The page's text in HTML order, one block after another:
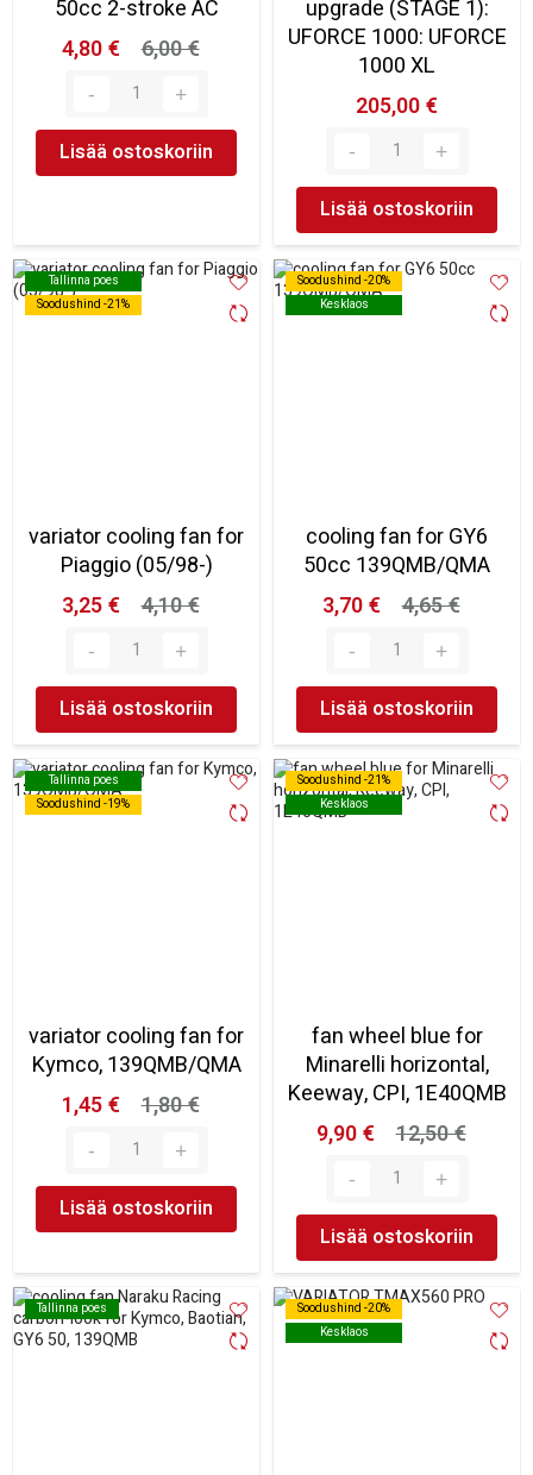
50cc 2-stroke AC
4,80 €
6,00 €
Lisää ostoskoriin
upgrade (STAGE 1):
UFORCE 1000: UFORCE
1000 XL
205,00 €
Lisää ostoskoriin
Tallinna poes
Soodushind -21%
Tallinna poes
Soodushind -21%
variator cooling fan for
Piaggio (05/98-)
3,25 €
4,10 €
Lisää ostoskoriin
Soodushind -20%
Kesklaos
Soodushind -20%
Kesklaos
cooling fan for GY6
50cc 139QMB/QMA
3,70 €
4,65 €
Lisää ostoskoriin
Tallinna poes
Soodushind -19%
Tallinna poes
Soodushind -19%
variator cooling fan for
Kymco, 139QMB/QMA
1,45 €
1,80 €
Lisää ostoskoriin
Soodushind -21%
Kesklaos
Soodushind -21%
Kesklaos
fan wheel blue for
Minarelli horizontal,
Keeway, CPI, 1E40QMB
9,90 €
12,50 €
Lisää ostoskoriin
Tallinna poes
Tallinna poes
Soodushind -20%
Kesklaos
Soodushind -20%
Kesklaos